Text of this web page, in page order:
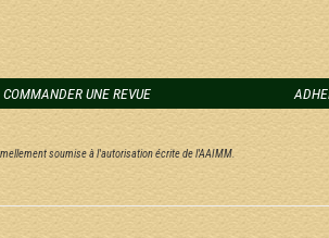
COMMANDER UNE REVUE
soumise à l'autorisation écrite de l'AAIMM.